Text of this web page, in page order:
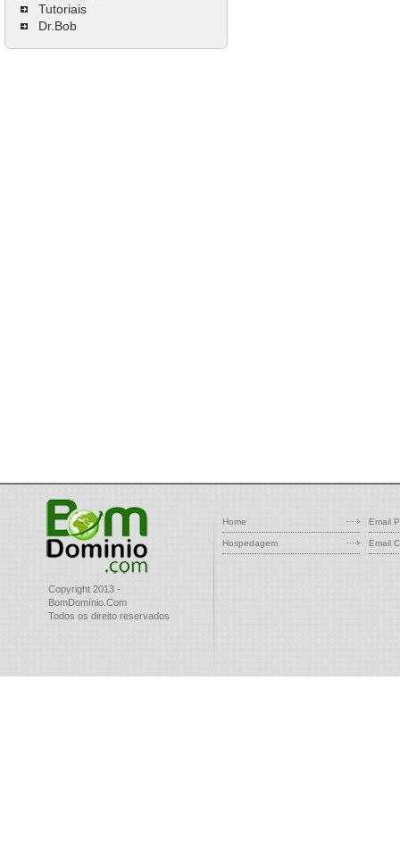
Tutoriais
Dr.Bob
Copyright 2013 -
BomDomínio.Com
Todos os direito reservados
Home
Hospedagem
Email
Email